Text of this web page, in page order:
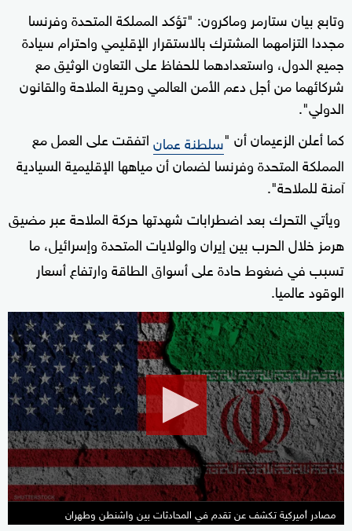
وتابع بيان ستارمر وماكرون: "تؤكد المملكة المتحدة وفرنسا
مجددا التزامهما المشترك بالاستقرار الإقليمي واحترام سيادة
جميع الدول، واستعدادهما للحفاظ على التعاون الوثيق مع
شركائهما من أجل دعم الأمن العالمي وحرية الملاحة والقانون
الدولي".
كما أعلن الزعيمان أن "سلطنة عماناتفقت على العمل مع
المملكة المتحدة وفرنسا لضمان أن مياهها الإقليمية السيادية
آمنة للملاحة".
ويأتي التحرك بعد اضطرابات شهدتها حركة الملاحة عبر مضيق
هرمز خلال الحرب بين إيران والولايات المتحدة وإسرائيل، ما
تسبب في ضغوط حادة على أسواق الطاقة وارتفاع أسعار
الوقود عالميا.
0
seconds
of
33
minutes,
41
seconds
مصادر أميركية تكشف عن تقدم في المحادثات بين واشنطن وطهران